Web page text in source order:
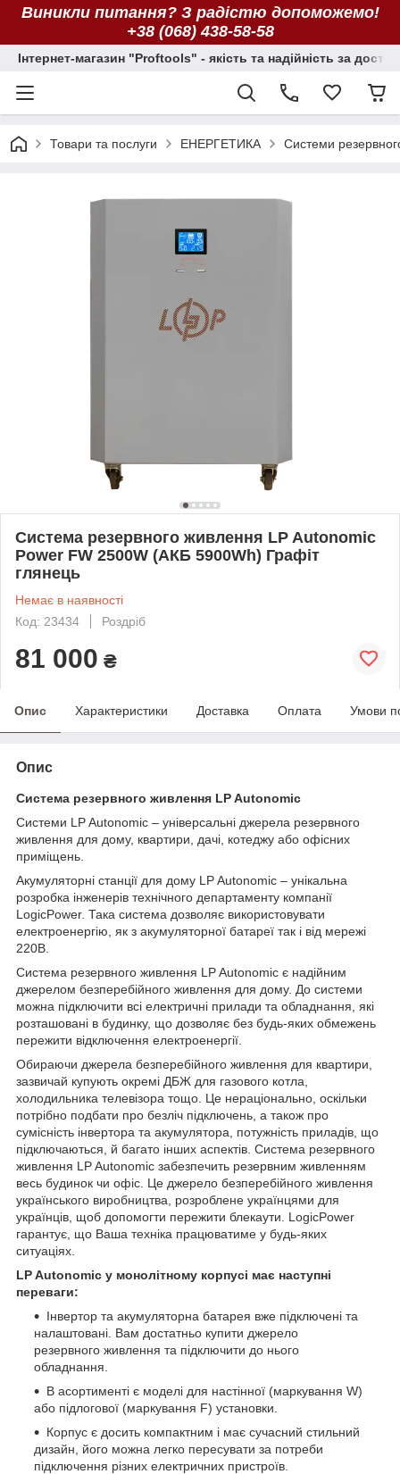
Виникли питання? З радістю допоможемо!
+38 (068) 438-58-58
Інтернет-магазин "Proftools" - якість та надійність за
Товари та послуги ЕНЕРГЕТИКА Системи
Система резервного живлення LP Autonomic
Power FW 2500W (АКБ 5900Wh) Графіт
глянець
Немає в наявності
Код: 23434
Роздріб
81 000 ₴
Опис Характеристики Доставка Оплата Умови
Опис
Система резервного живлення LP Autonomic
Системи LP Autonomic – універсальні джерела резервного
живлення для дому, квартири, дачі, котеджу або офісних
приміщень.
Акумуляторні станції для дому LP Autonomic – унікальна
розробка інженерів технічного департаменту компанії
LogicPower. Така система дозволяє використовувати
електроенергію, як з акумуляторної батареї так і від мережі
220В.
Система резервного живлення LP Autonomic є надійним
джерелом безперебійного живлення для дому. До системи
можна підключити всі електричні прилади та обладнання, які
розташовані в будинку, що дозволяє без будь-яких обмежень
пережити відключення електроенергії.
Обираючи джерела безперебійного живлення для квартири,
зазвичай купують окремі ДБЖ для газового котла,
холодильника телевізора тощо. Це нераціонально, оскільки
потрібно подбати про безліч підключень, а також про
сумісність інвертора та акумулятора, потужність приладів, що
підключаються, й багато інших аспектів. Система резервного
живлення LP Autonomic забезпечить резервним живленням
весь будинок чи офіс. Це джерело безперебійного живлення
українського виробництва, розроблене українцями для
українців, щоб допомогти пережити блекаути. LogicPower
гарантує, що Ваша техніка працюватиме у будь-яких
ситуаціях.
LP Autonomic у монолітному корпусі має наступні
переваги:
Інвертор та акумуляторна батарея вже підключені та
налаштовані. Вам достатньо купити джерело
резервного живлення та підключити до нього
обладнання.
В асортименті є моделі для настінної (маркування W)
або підлогової (маркування F) установки.
Корпус є досить компактним і має сучасний стильний
дизайн, його можна легко пересувати за потреби
підключення різних електричних пристроїв.